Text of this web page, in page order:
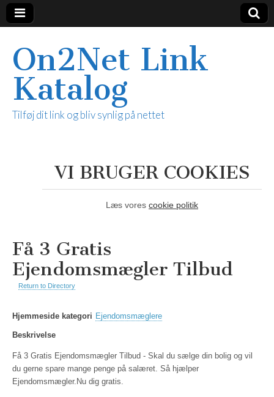
On2Net Link
Katalog
Tilføj dit link og bliv synlig på nettet
VI BRUGER COOKIES
Læs vores cookie politik
Få 3 Gratis
Ejendomsmægler Tilbud
Return to Directory
Hjemmeside kategori Ejendomsmæglere
Beskrivelse
Få 3 Gratis Ejendomsmægler Tilbud - Skal du sælge din bolig og vil
du gerne spare mange penge på salæret. Så hjælper
Ejendomsmægler.Nu dig gratis.